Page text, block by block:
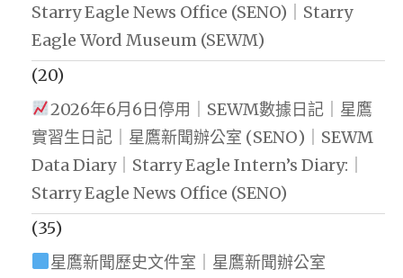
Starry Eagle News Office (SENO)｜Starry
Eagle Word Museum (SEWM)
(20)
2026年6月6日停用｜SEWM數據日記｜星鷹
實習生日記｜星鷹新聞辦公室 (SENO)｜SEWM
Data Diary｜Starry Eagle Intern’s Diary:｜
Starry Eagle News Office (SENO)
(35)
星鷹新聞歷史文件室｜星鷹新聞辦公室